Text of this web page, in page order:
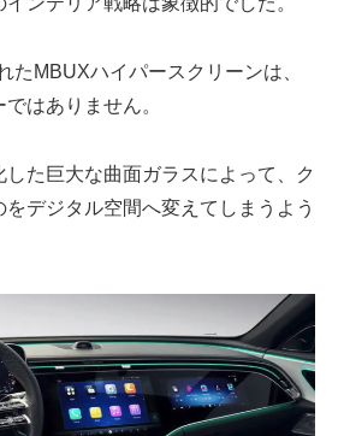
MBUXハイパースクリーンは、
はありません。
た巨大な曲面ガラスによって、ク
デジタル空間へ変えてしまうよう